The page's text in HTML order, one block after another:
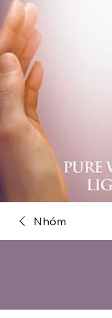
Nhóm